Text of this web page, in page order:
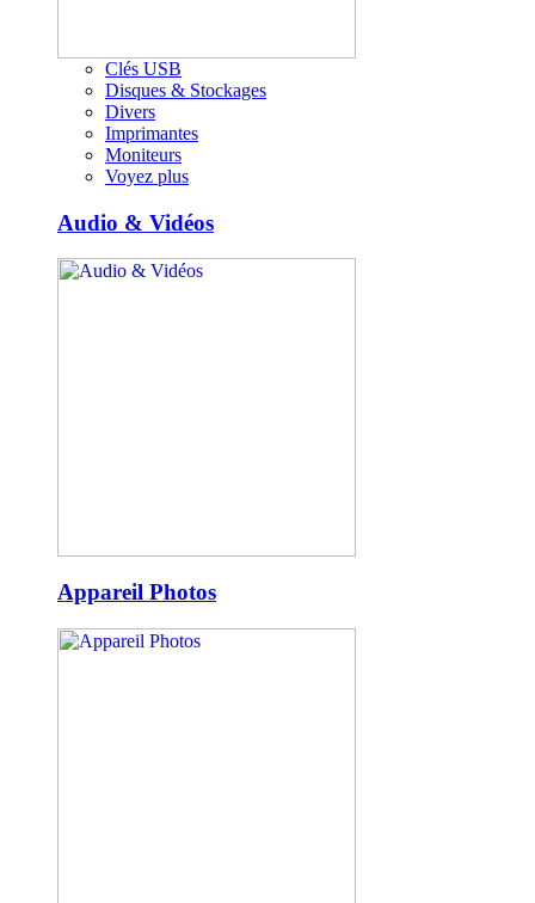
Clés USB
Disques & Stockages
Divers
Imprimantes
Moniteurs
Voyez plus
Audio & Vidéos
Appareil Photos